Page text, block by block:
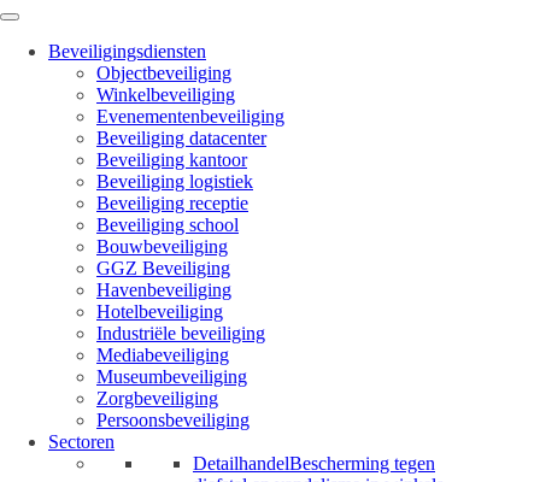
Beveiligingsdiensten
Objectbeveiliging
Winkelbeveiliging
Evenementenbeveiliging
Beveiliging datacenter
Beveiliging kantoor
Beveiliging logistiek
Beveiliging receptie
Beveiliging school
Bouwbeveiliging
GGZ Beveiliging
Havenbeveiliging
Hotelbeveiliging
Industriële beveiliging
Mediabeveiliging
Museumbeveiliging
Zorgbeveiliging
Persoonsbeveiliging
Sectoren
DetailhandelBescherming tegen